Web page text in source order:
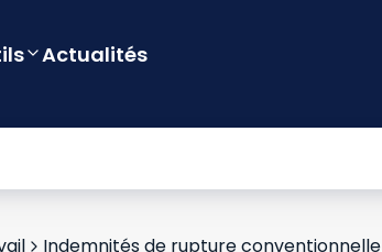
Actualités
Indemnités de rupture conventionnelle